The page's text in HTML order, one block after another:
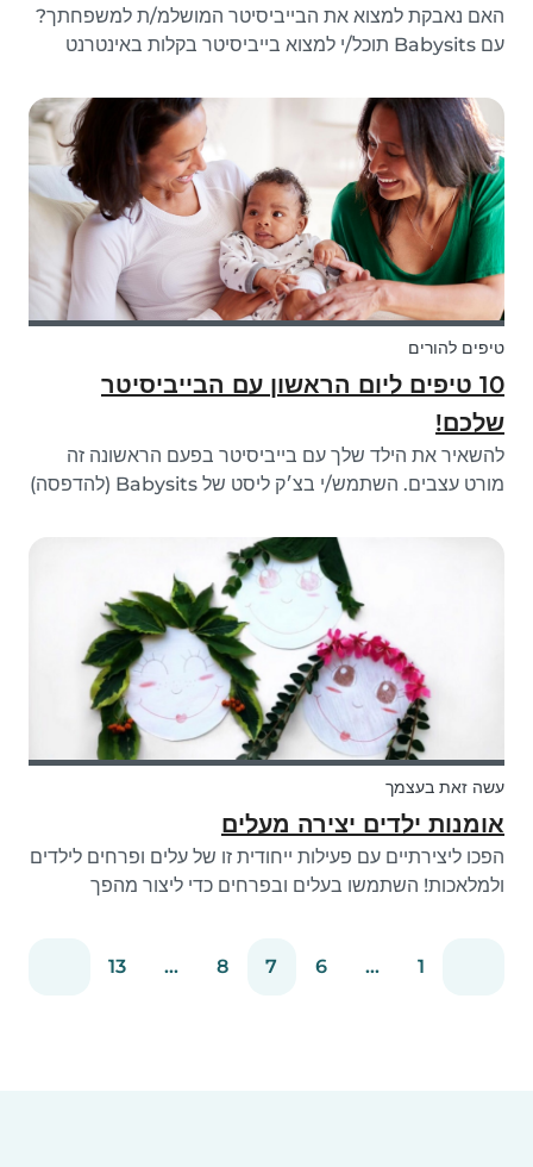
האם נאבקת למצוא את הבייביסיטר המושלמ/ת למשפחתך?
עם Babysits תוכל/י למצוא בייביסיטר בקלות באינטרנט
בקלות לסנן מועמדים בהתאם לצרכים שלך ולהתחיל ליצור
קשר עם אנשים תוך דקות ספורות. קרא/י א...
טיפים להורים
10 טיפים ליום הראשון עם הבייביסיטר
שלכם!
להשאיר את הילד שלך עם בייביסיטר בפעם הראשונה זה
מורט עצבים. השתמש/י בצ׳ק ליסט של Babysits (להדפסה)
עשה זאת בעצמך
אומנות ילדים יצירה מעלים
הפכו ליצירתיים עם פעילות ייחודית זו של עלים ופרחים לילדים
ולמלאכות! השתמשו בעלים ובפרחים כדי ליצור מהפך
1
...
6
7
8
...
13